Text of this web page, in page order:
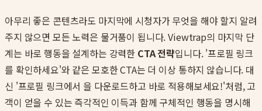
아무리 좋은 콘텐츠라도 마지막에 시청자가 무엇을 해야 할지 알려
주지 않으면 모든 노력은 물거품이 됩니다. Viewtrap의 마지막 단
계는 바로 행동을 설계하는 강력한 CTA 전략입니다. '프로필 링크
를 확인하세요'와 같은 모호한 CTA는 더 이상 통하지 않습니다. 대
신 '프로필 링크에서 을 다운로드하고 바로 적용해보세요!'처럼, 고
객이 얻을 수 있는 즉각적인 이득과 함께 구체적인 행동을 명시해